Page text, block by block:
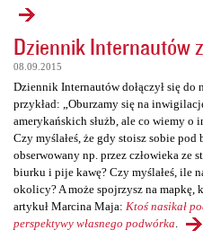
Dziennik Internautów
08.09.2015
Dziennik Internautów dołączył się do
przykład: „Oburzamy się na
amerykańskich służb, ale co wiemy
Czy myślałeś, że gdy stoisz sobie
obserwowany np. przez człowieka ze
biurku i pije kawę? Czy myślałeś, ile
okolicy? A może spojrzysz na mapkę,
artykuł Marcina Maja: Ktoś nasikał
perspektywy własnego podwórka